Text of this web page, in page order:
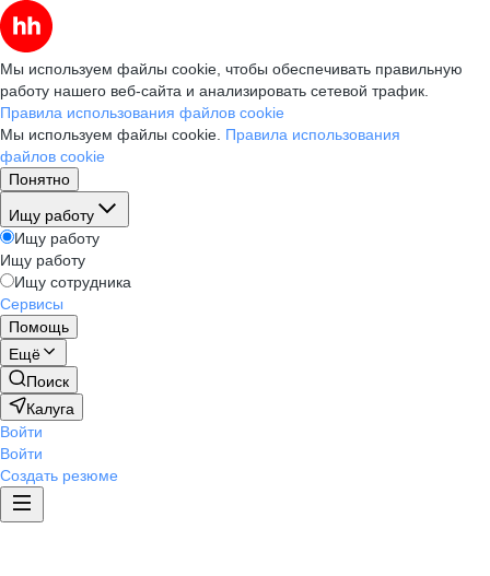
Мы используем файлы cookie, чтобы обеспечивать правильную
работу нашего веб-сайта и анализировать сетевой трафик.
Правила использования файлов cookie
Мы используем файлы cookie. Правила использования
файлов cookie
Понятно
Ищу работу
Ищу работу
Ищу работу
Ищу сотрудника
Сервисы
Помощь
Ещё
Поиск
Калуга
Войти
Войти
Создать резюме